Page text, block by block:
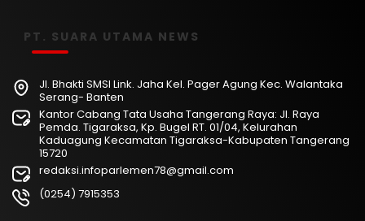
PT. SUARA UTAMA NEWS
Jl. Bhakti SMSI Link. Jaha Kel. Pager Agung Kec. Walantaka
Serang- Banten
Kantor Cabang Tata Usaha Tangerang Raya: Jl. Raya
Pemda. Tigaraksa, Kp. Bugel RT. 01/04, Kelurahan
Kaduagung Kecamatan Tigaraksa-Kabupaten Tangerang
15720
redaksi.infoparlemen78@gmail.com
(0254) 7915353